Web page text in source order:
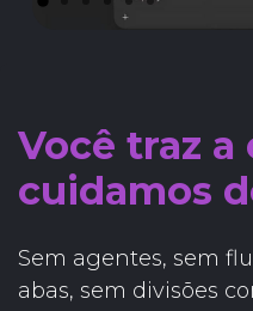
Você traz a
cuidamos
Sem agentes, sem
abas, sem divisões